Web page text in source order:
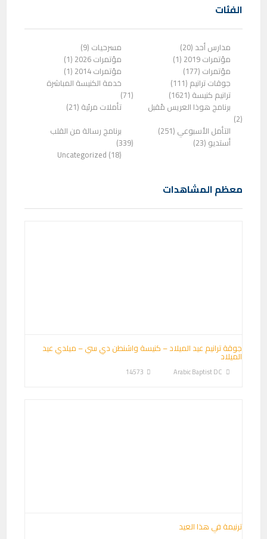
الفئات
مسرحيات (9)
مدارس أحد (20)
مؤتمرات 2026 (1)
مؤتمرات 2019 (1)
مؤتمرات 2014 (1)
مؤتمرات (177)
خدمة الكنيسة المباشرة
(71)
جوقات ترانيم (111)
ترانيم كنيسة (1621)
تأملات مرئية (21)
برنامج هوذا العريس مًقبل
(2)
برنامج رسالة من القلب
(339)
التأمل الأسبوعي (251)
أستديو (23)
Uncategorized (18)
معظم المشاهدات
جوقة ترانيم عيد الميلاد – كنيسة واشنطن دي سي – ميلدي عيد
الميلاد
Arabic Baptist DC
14573
ترنيمة في هذا العيد